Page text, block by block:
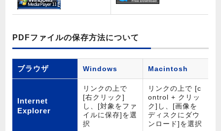
PDFファイルの保存方法について
ブラウザ Windows Macintosh
Internet
Explorer
リンクの上で
[右クリック]
し、[対象をファ
イルに保存]を選
択
リンクの上で [c
ontrol + クリッ
ク]し、[画像を
ディスクにダウ
ンロード]を選択